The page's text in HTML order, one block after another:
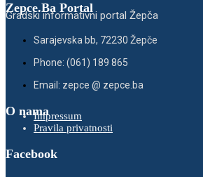
Zepce.Ba Portal
Gradski informativni portal Žepča
Sarajevska bb, 72230 Žepče
Phone: (061) 189 865
Email: zepce @ zepce.ba
O namaImpressum
Pravila privatnosti
Facebook